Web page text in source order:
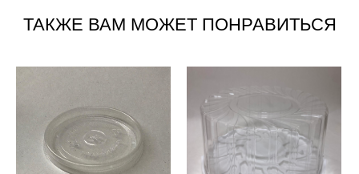
ТАКЖЕ ВАМ МОЖЕТ ПОНРАВИТЬСЯ